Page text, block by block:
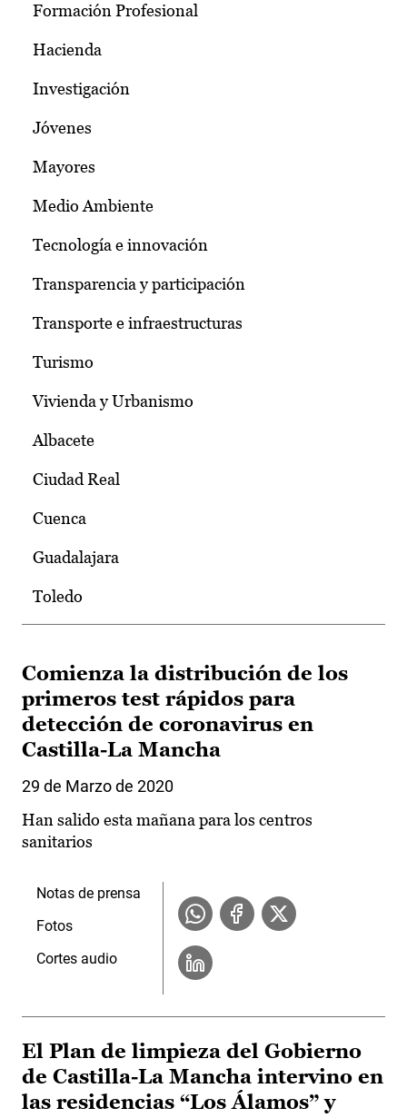
Formación Profesional
Hacienda
Investigación
Jóvenes
Mayores
Medio Ambiente
Tecnología e innovación
Transparencia y participación
Transporte e infraestructuras
Turismo
Vivienda y Urbanismo
Albacete
Ciudad Real
Cuenca
Guadalajara
Toledo
Comienza la distribución de los
primeros test rápidos para
detección de coronavirus en
Castilla-La Mancha
29 de Marzo de 2020
Han salido esta mañana para los centros
sanitarios
Notas de prensa
Fotos
Cortes audio
El Plan de limpieza del Gobierno
de Castilla-La Mancha intervino en
las residencias “Los Álamos” y